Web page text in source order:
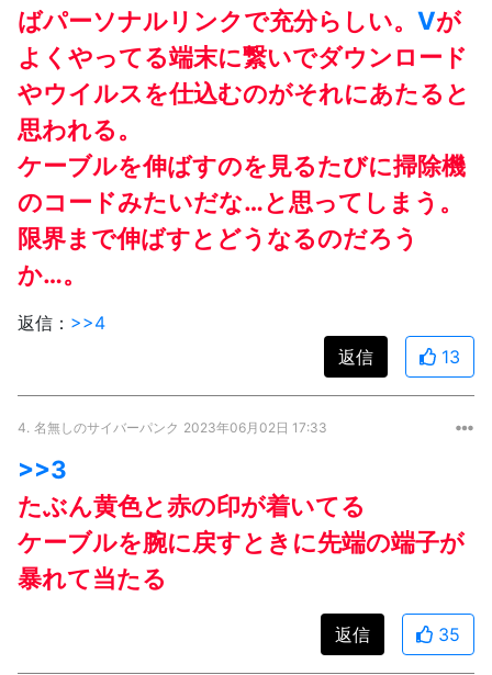
ばパーソナルリンクで充分らしい。 Vが
よくやってる端末に繋いでダウンロード
やウイルスを仕込むのがそれにあたると
思われる。
ケーブルを伸ばすのを見るたびに掃除機
のコードみたいだな…と思ってしまう。
限界まで伸ばすとどうなるのだろう
か…。
返信： >>4
返信
13
4. 名無しのサイバーパンク 2023年06月02日 17:33
>>3
たぶん黄色と赤の印が着いてる
ケーブルを腕に戻すときに先端の端子が
暴れて当たる
返信 35